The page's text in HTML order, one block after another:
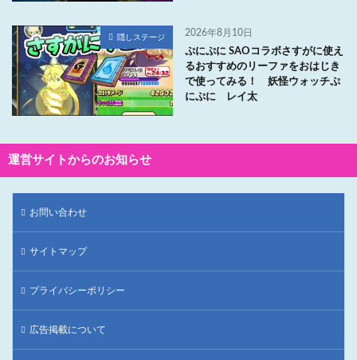
隠しステージ 2026年8月10日
ぷにぷに SAOコラボさすがに使え
るおすすめのリーファをおはじき
で使ってみる！ 妖怪ウォッチぷ
にぷに レイ太
運営サイトからのお知らせ
お問い合わせ
サイトマップ
プライバシーポリシー
広告掲載について